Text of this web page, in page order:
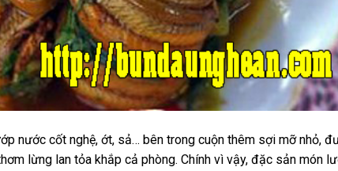
nước cốt nghệ, ớt, sả… bên trong cuộn thêm sợi mỡ nhỏ,
lừng lan tỏa khắp cả phòng. Chính vì vậy, đặc sản món